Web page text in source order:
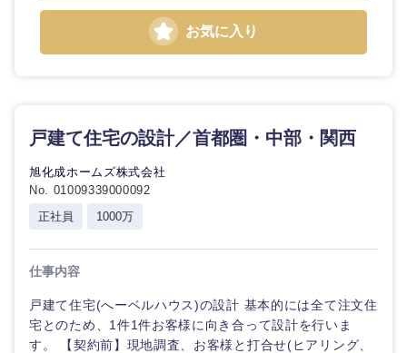
お気に入り
戸建て住宅の設計／首都圏・中部・関西
旭化成ホームズ株式会社
No. 01009339000092
正社員
1000万
仕事内容
戸建て住宅(へーベルハウス)の設計 基本的には全て注文住
宅とのため、1件1件お客様に向き合って設計を行いま
す。 【契約前】現地調査、お客様と打合せ(ヒアリング、